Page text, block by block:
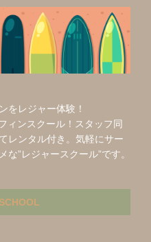
をレジャー体験！
ィンスクール！スタッフ同
レンタル付き。気軽にサー
”レジャースクール”です。